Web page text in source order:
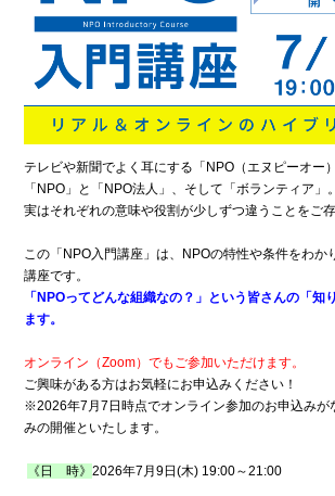
テレビや新聞でよく耳にする「NPO（エヌピーオー
「NPO」と「NPO法人」、そして「ボランティア」。
実はそれぞれの意味や役割が少しずつ違うことをご
この「NPO入門講座」は、NPOの特性や条件をわか
講座です。
「NPOってどんな組織なの？」という皆さんの「知
ます。
オンライン（Zoom）でもご参加いただけます。
ご興味がある方はお気軽にお申込みください！
※2026年7月7日時点でオンライン参加のお申込みが
みの開催といたします。
《日 時》2026年7月9日(木) 19:00～21:00